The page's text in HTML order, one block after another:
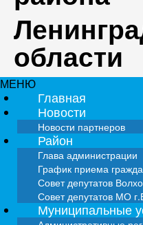
области
МЕНЮ
Главная
Новости
Новости партнеров
Район
Глава администрации
График приема
Совет депутатов
Совет депутатов МО
Муниципальные